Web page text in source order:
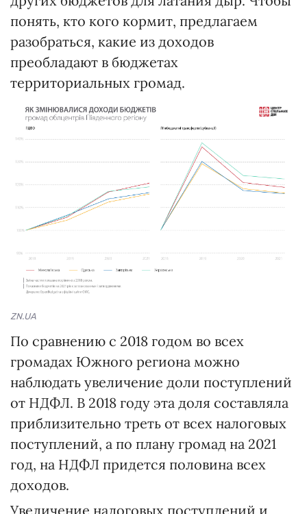
понять, кто кого кормит, предлагаем
разобраться, какие из доходов
преобладают в бюджетах
территориальных громад.
ZN.UA
По сравнению с 2018 годом во всех
громадах Южного региона можно
наблюдать увеличение доли поступлений
от НДФЛ. В 2018 году эта доля составляла
приблизительно треть от всех налоговых
поступлений, а по плану громад на 2021
год, на НДФЛ придется половина всех
доходов.
Увеличение налоговых поступлений и